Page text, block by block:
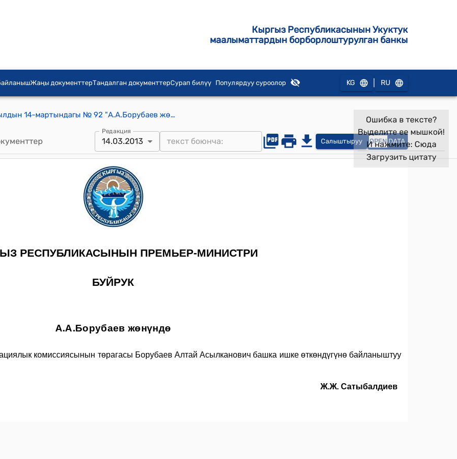
Кыргыз Республикасынын Укуктук
маалыматтардын борборлоштурулган банкы
Жаңы документтерТандалган документтерСурап билүү Популярдуу суроолор KG RU
КР Премьер-министринин 2013-жылдын 14-мартындагы № 92 "А.А.Борубаев жөнүндө" буйругу
Редакция
14.03.2013 Салыштыруу OPEN DATA
Ошибка в тексте?
Выделите ее мышкой!
И нажмите: Сюда
Загрузить цитату